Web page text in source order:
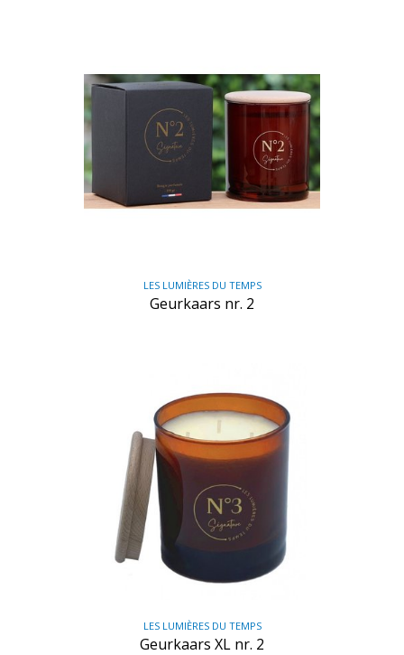
LES LUMIÈRES DU TEMPS
Geurkaars nr. 2
LES LUMIÈRES DU TEMPS
Geurkaars XL nr. 2